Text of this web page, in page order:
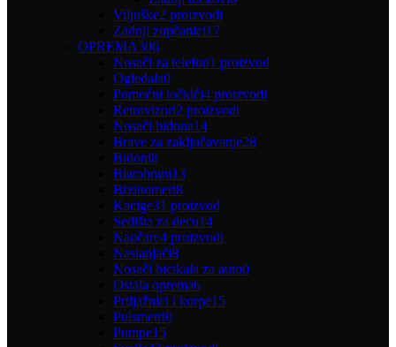
Viljuške2 proizvodi
Zadnji zupčanici17
OPREMA306
Nosači za telefon1 proizvod
Ogledala0
Pomoćni točkići4 proizvodi
Retrovizori2 proizvodi
Nosači bidona14
Brave za zaključavanje28
Bidoni8
Blatobrani13
Brzinomeri8
Kacige31 proizvod
Sedišta za decu14
Naočare4 proizvodi
Naslanjači8
Nosači bicikala za auto0
Ostala oprema6
Prtljažnici i korpe15
Pulsmetri0
Pumpe15